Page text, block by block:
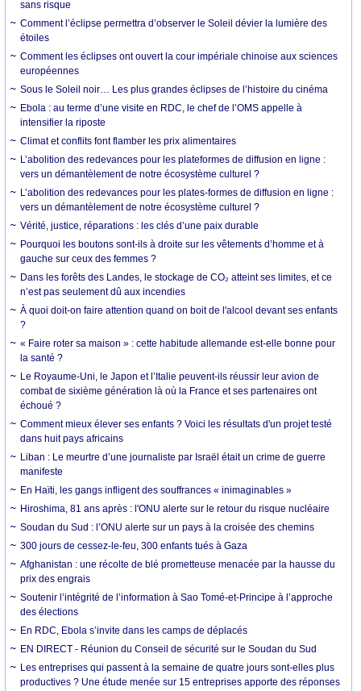
sans risque
Comment l’éclipse permettra d’observer le Soleil dévier la lumière des
étoiles
Comment les éclipses ont ouvert la cour impériale chinoise aux sciences
européennes
Sous le Soleil noir… Les plus grandes éclipses de l’histoire du cinéma
Ebola : au terme d’une visite en RDC, le chef de l’OMS appelle à
intensifier la riposte
Climat et conflits font flamber les prix alimentaires
L’abolition des redevances pour les plateformes de diffusion en ligne :
vers un démantèlement de notre écosystème culturel ?
L’abolition des redevances pour les plates-formes de diffusion en ligne :
vers un démantèlement de notre écosystème culturel ?
Vérité, justice, réparations : les clés d’une paix durable
Pourquoi les boutons sont-ils à droite sur les vêtements d’homme et à
gauche sur ceux des femmes ?
Dans les forêts des Landes, le stockage de CO₂ atteint ses limites, et ce
n’est pas seulement dû aux incendies
À quoi doit-on faire attention quand on boit de l'alcool devant ses enfants
?
« Faire roter sa maison » : cette habitude allemande est-elle bonne pour
la santé ?
Le Royaume-Uni, le Japon et l’Italie peuvent-ils réussir leur avion de
combat de sixième génération là où la France et ses partenaires ont
échoué ?
Comment mieux élever ses enfants ? Voici les résultats d'un projet testé
dans huit pays africains
Liban : Le meurtre d’une journaliste par Israël était un crime de guerre
manifeste
En Haïti, les gangs infligent des souffrances « inimaginables »
Hiroshima, 81 ans après : l'ONU alerte sur le retour du risque nucléaire
Soudan du Sud : l’ONU alerte sur un pays à la croisée des chemins
300 jours de cessez-le-feu, 300 enfants tués à Gaza
Afghanistan : une récolte de blé prometteuse menacée par la hausse du
prix des engrais
Soutenir l’intégrité de l’information à Sao Tomé-et-Principe à l’approche
des élections
En RDC, Ebola s’invite dans les camps de déplacés
EN DIRECT - Réunion du Conseil de sécurité sur le Soudan du Sud
Les entreprises qui passent à la semaine de quatre jours sont-elles plus
productives ? Une étude menée sur 15 entreprises apporte des réponses